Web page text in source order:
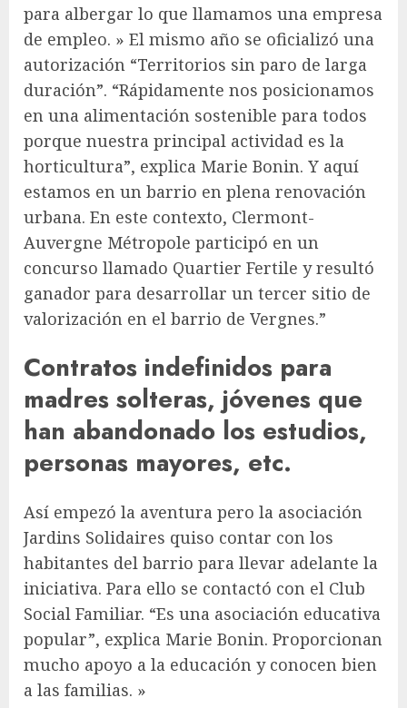
para albergar lo que llamamos una empresa
de empleo. » El mismo año se oficializó una
autorización “Territorios sin paro de larga
duración”. “Rápidamente nos posicionamos
en una alimentación sostenible para todos
porque nuestra principal actividad es la
horticultura”, explica Marie Bonin. Y aquí
estamos en un barrio en plena renovación
urbana. En este contexto, Clermont-
Auvergne Métropole participó en un
concurso llamado Quartier Fertile y resultó
ganador para desarrollar un tercer sitio de
valorización en el barrio de Vergnes.”
Contratos indefinidos para
madres solteras, jóvenes que
han abandonado los estudios,
personas mayores, etc.
Así empezó la aventura pero la asociación
Jardins Solidaires quiso contar con los
habitantes del barrio para llevar adelante la
iniciativa. Para ello se contactó con el Club
Social Familiar. “Es una asociación educativa
popular”, explica Marie Bonin. Proporcionan
mucho apoyo a la educación y conocen bien
a las familias. »